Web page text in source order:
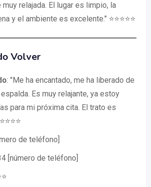
relajada. El lugar es limpio, la
y el ambiente es excelente." ⭐⭐⭐⭐⭐
Volver
: "Me ha encantado, me ha liberado de
Es muy relajante, ya estoy
para mi próxima cita. El trato es
de teléfono]
[número de teléfono]